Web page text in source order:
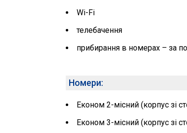
Wi-Fi
телебачення
прибирання в номерах – за
Номери:
Економ 2-місний (корпус зі
Економ 3-місний (корпус зі